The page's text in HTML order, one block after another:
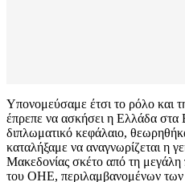
Υπονομεύσαμε έτσι το ρόλο και
έπρεπε να ασκήσει η Ελλάδα στα
διπλωματικό κεφάλαιο,
καταλήξαμε να αναγνωρίζεται η
Μακεδονίας σκέτο από τη
του ΟΗΕ, περιλαμβανομένων